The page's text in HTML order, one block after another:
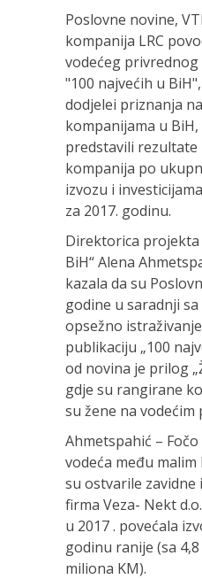
Poslovne novine,
kompanija LRC
vodećeg privrednog
"100 najvećih u
dodjelei priznanja
kompanijama u BiH,
predstavili
kompanija po
izvozu i
za 2017. godinu.
Direktorica projekta
BiH“ Alena
kazala da su
godine u saradnji
opsežno
publikaciju „100
od novina je prilog
gdje su rangirane
su žene na vodećim
Ahmetspahić –
vodeća među
su ostvarile
firma Veza- Nekt
u 2017 . povećala
godinu ranije (sa
miliona KM).